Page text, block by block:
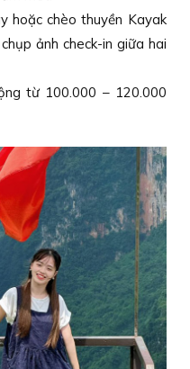
hoặc chèo thuyền Kayak
ảnh check-in giữa hai
từ 100.000 – 120.000